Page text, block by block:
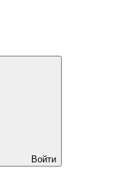
Войти